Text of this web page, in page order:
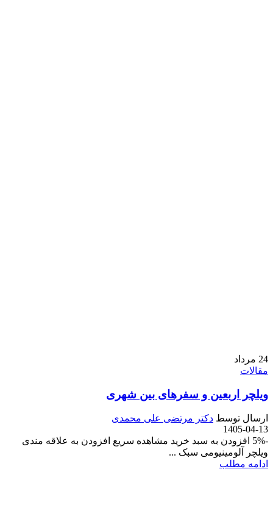
24 مرداد
مقالات
ویلچر اربعین و سفرهای بین شهری
ارسال توسط دکتر مرتضی علی محمدی
1405-04-13
-5% افزودن به سبد خرید مشاهده سریع افزودن به علاقه مندی
ویلچر آلومینیومی سبک ...
ادامه مطلب